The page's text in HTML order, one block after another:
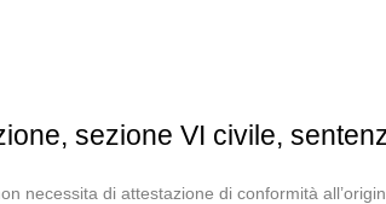
sezione VI civile,
necessita di attestazione di conformità